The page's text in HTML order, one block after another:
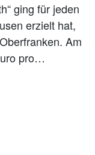
ging für jeden
erzielt hat,
Am
pro…